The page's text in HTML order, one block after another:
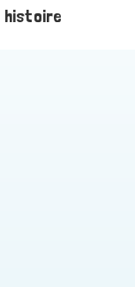
histoire